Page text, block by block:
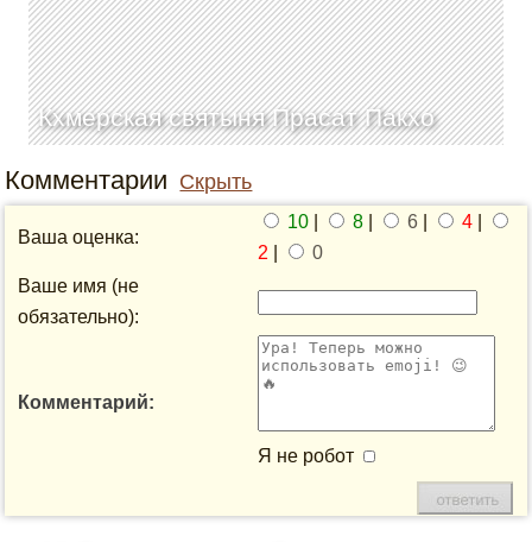
Кхмерская святыня Прасат Пакхо
Комментарии Скрыть
Ваша оценка:
10 8 6 4
2
0
Ваше имя (не
обязательно):
Комментарий:
Я не робот